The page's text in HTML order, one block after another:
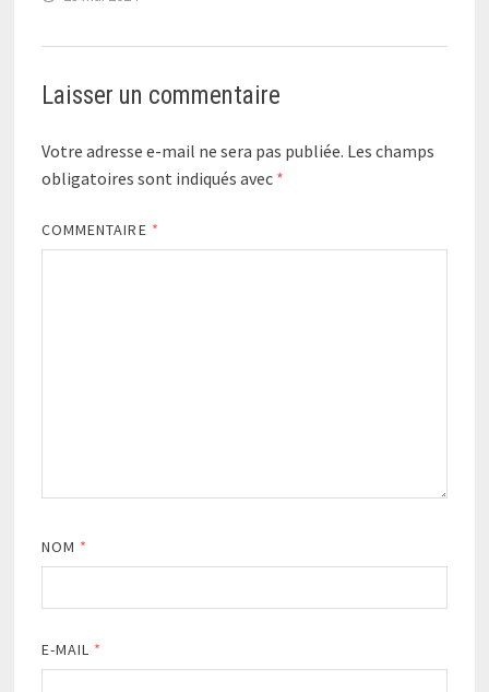
Laisser un commentaire
Votre adresse e-mail ne sera pas publiée. Les champs
obligatoires sont indiqués avec *
COMMENTAIRE *
NOM *
E-MAIL *